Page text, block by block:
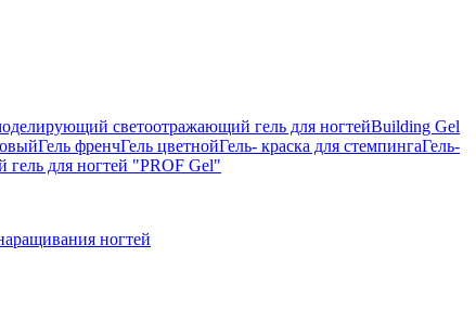
светоотражающий гель для ногтейBuilding Gel
Гель френчГель цветнойГель- краска для стемпингаГель-
для ногтей "PROF Gel"
ногтей